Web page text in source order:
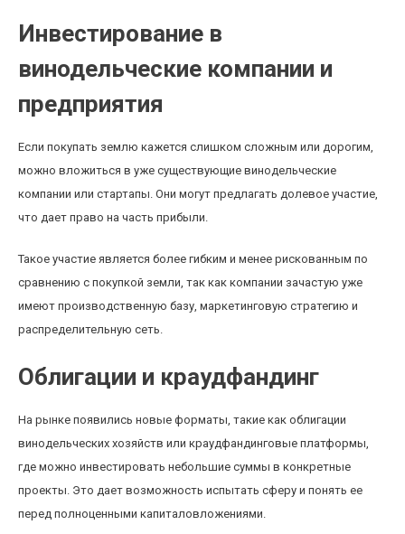
Инвестирование в
винодельческие компании и
предприятия
Если покупать землю кажется слишком сложным или дорогим,
можно вложиться в уже существующие винодельческие
компании или стартапы. Они могут предлагать долевое участие,
что дает право на часть прибыли.
Такое участие является более гибким и менее рискованным по
сравнению с покупкой земли, так как компании зачастую уже
имеют производственную базу, маркетинговую стратегию и
распределительную сеть.
Облигации и краудфандинг
На рынке появились новые форматы, такие как облигации
винодельческих хозяйств или краудфандинговые платформы,
где можно инвестировать небольшие суммы в конкретные
проекты. Это дает возможность испытать сферу и понять ее
перед полноценными капиталовложениями.